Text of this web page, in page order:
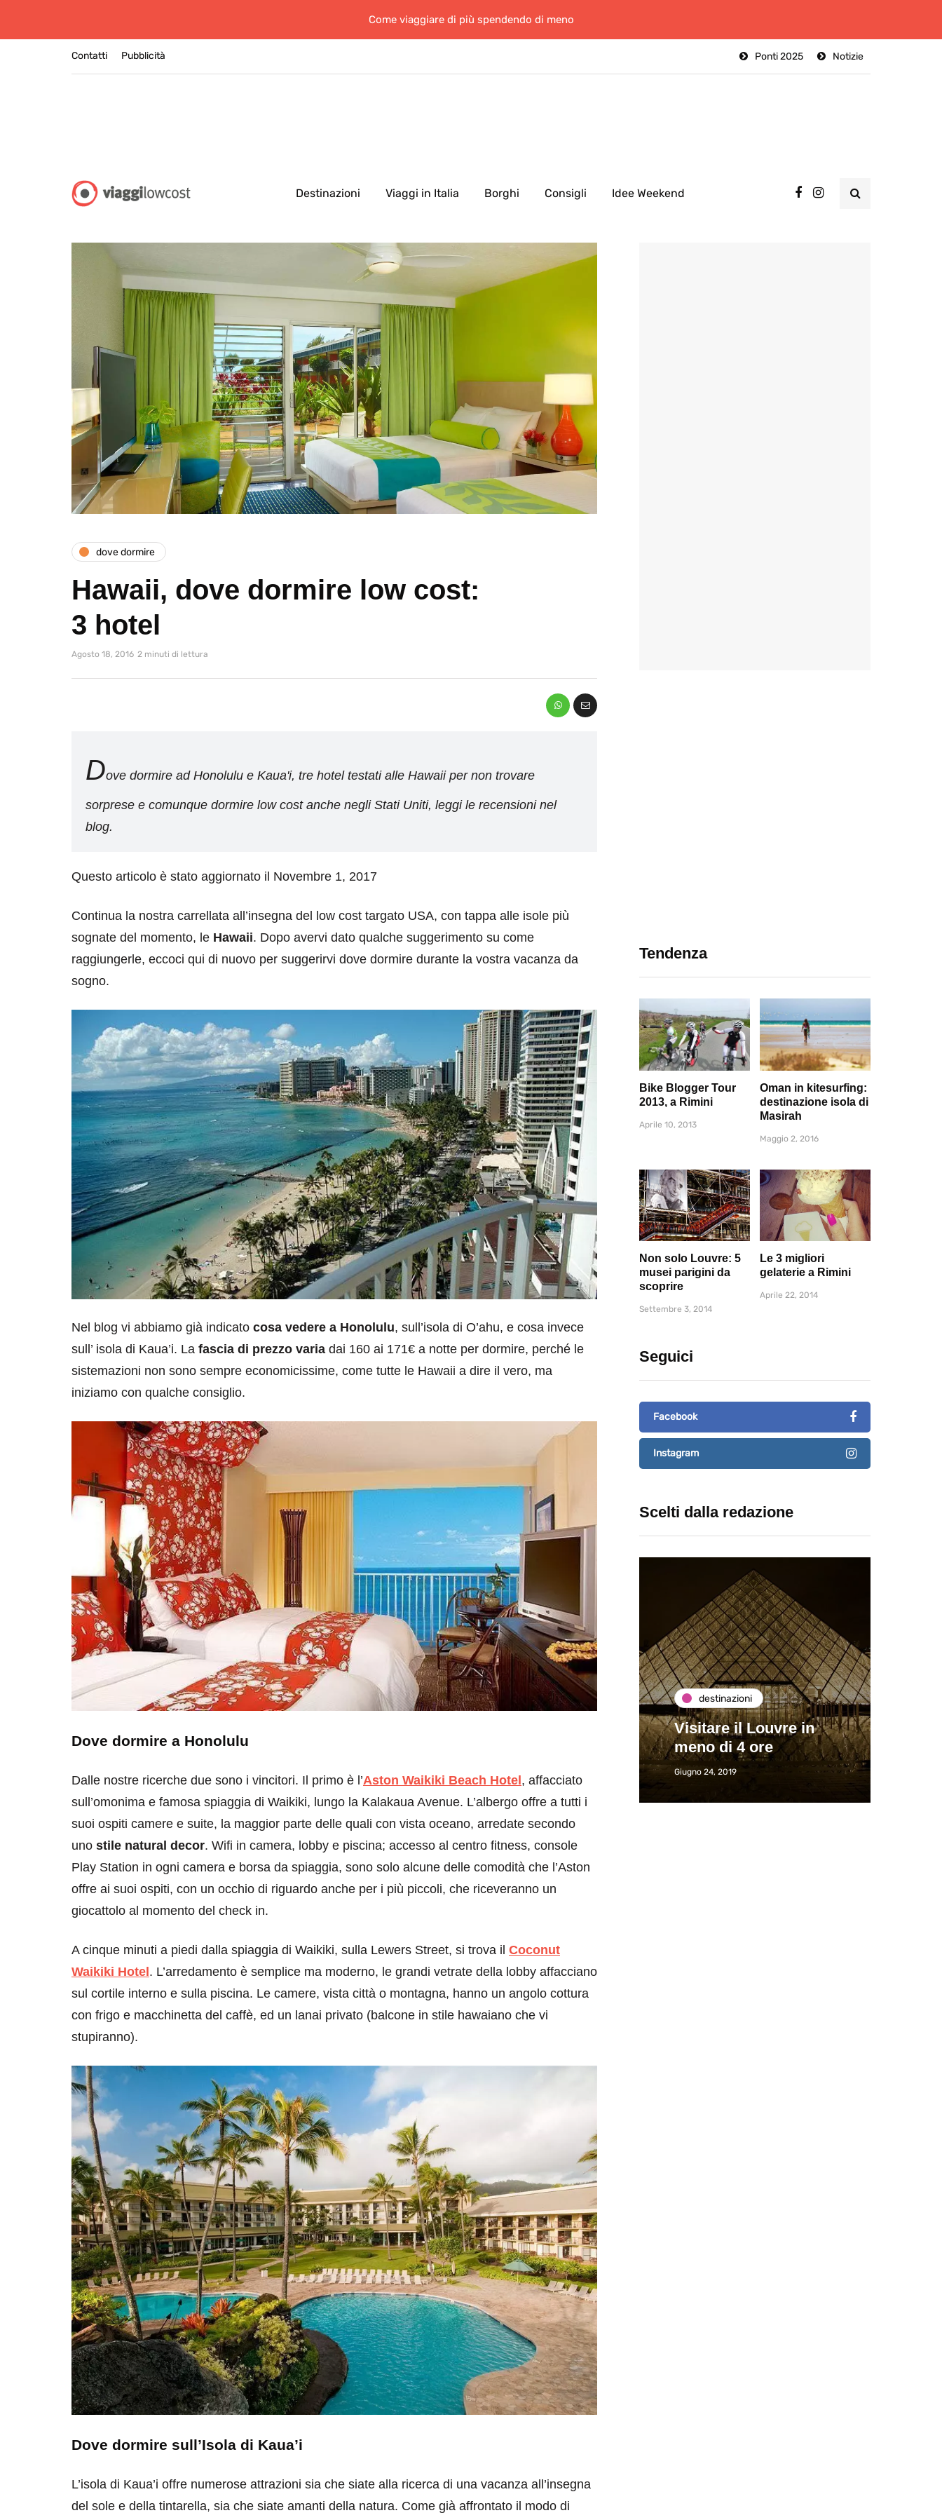
Come viaggiare di più spendendo di meno
Contatti Notizie
Ponti 2025
Pubblicità
Destinazioni Viaggi in Italia Borghi Consigli Idee Weekend
dove dormire
Hawaii, dove dormire low cost:
3 hotel
Agosto 18, 2016 2 minuti di lettura
Dove dormire ad Honolulu e Kaua'i, tre hotel testati alle Hawaii per non trovare
sorprese e comunque dormire low cost anche negli Stati Uniti, leggi le recensioni nel
blog.
Questo articolo è stato aggiornato il Novembre 1, 2017
Continua la nostra carrellata all’insegna del low cost targato USA, con tappa alle isole più
sognate del momento, le Hawaii. Dopo avervi dato qualche suggerimento su come
raggiungerle, eccoci qui di nuovo per suggerirvi dove dormire durante la vostra vacanza da
sogno.
Nel blog vi abbiamo già indicato cosa vedere a Honolulu, sull’isola di O’ahu, e cosa invece
sull’ isola di Kaua’i. La fascia di prezzo varia dai 160 ai 171€ a notte per dormire, perché le
sistemazioni non sono sempre economicissime, come tutte le Hawaii a dire il vero, ma
iniziamo con qualche consiglio.
Dove dormire a Honolulu
Dalle nostre ricerche due sono i vincitori. Il primo è l’Aston Waikiki Beach Hotel , affacciato
sull’omonima e famosa spiaggia di Waikiki, lungo la Kalakaua Avenue. L’albergo offre a tutti i
suoi ospiti camere e suite, la maggior parte delle quali con vista oceano, arredate secondo
uno stile natural decor. Wifi in camera, lobby e piscina; accesso al centro fitness, console
Play Station in ogni camera e borsa da spiaggia, sono solo alcune delle comodità che l’Aston
offre ai suoi ospiti, con un occhio di riguardo anche per i più piccoli, che riceveranno un
giocattolo al momento del check in.
A cinque minuti a piedi dalla spiaggia di Waikiki, sulla Lewers Street, si trova il Coconut
Waikiki Hotel . L’arredamento è semplice ma moderno, le grandi vetrate della lobby affacciano
sul cortile interno e sulla piscina. Le camere, vista città o montagna, hanno un angolo cottura
con frigo e macchinetta del caffè, ed un lanai privato (balcone in stile hawaiano che vi
stupiranno).
Dove dormire sull’Isola di Kaua’i
L’isola di Kaua’i offre numerose attrazioni sia che siate alla ricerca di una vacanza all’insegna
del sole e della tintarella, sia che siate amanti della natura. Come già affrontato il modo di
Tendenza
Bike Blogger Tour
2013, a Rimini
Aprile 10, 2013
Oman in kitesurfing:
destinazione isola di
Masirah
Maggio 2, 2016
Non solo Louvre: 5
musei parigini da
scoprire
Settembre 3, 2014
Le 3 migliori
gelaterie a Rimini
Aprile 22, 2014
Seguici
Facebook
Instagram
Scelti dalla redazione
di 4 ore
destinazioni
Immaturi il Viaggio
eventi destinazioni
Visitare il Louvre in
meno di 4 ore
Giugno 24, 2019